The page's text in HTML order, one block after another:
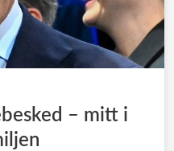
– mitt i